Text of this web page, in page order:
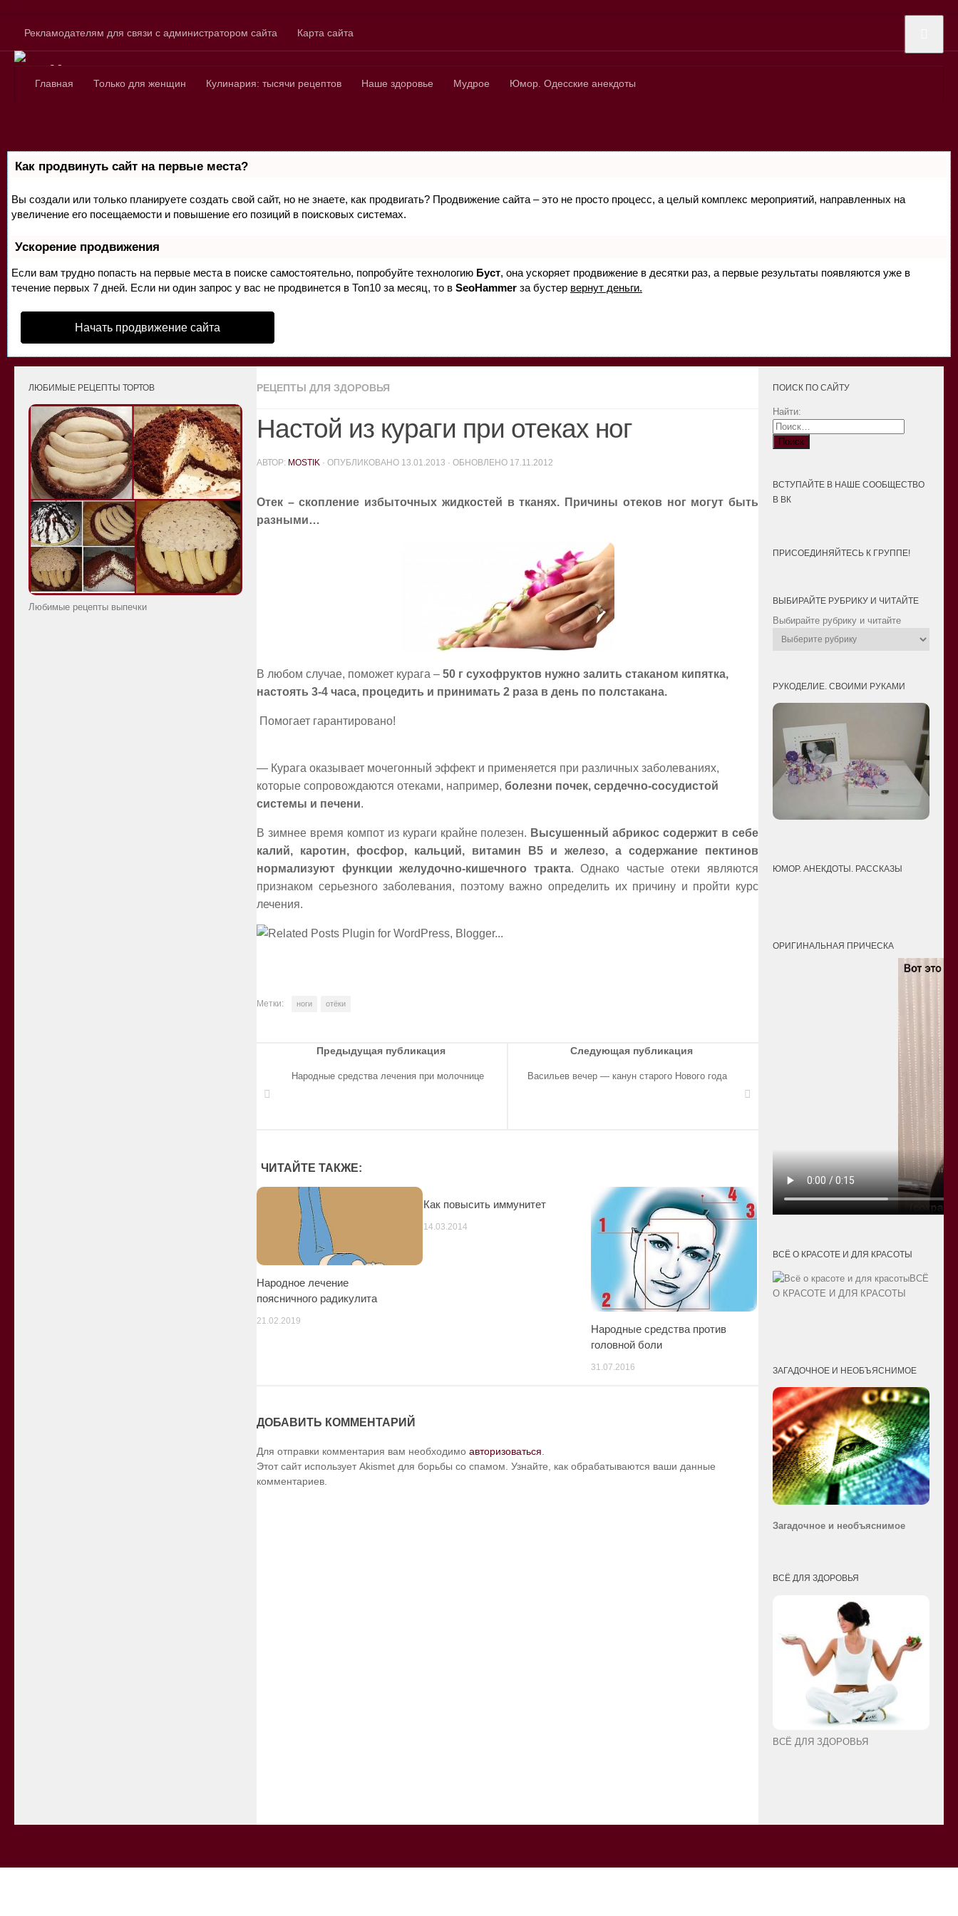
Рекламодателям для связи с администратором сайта Карта сайта
Сайт для любознательных
Главная Только для женщин Кулинария: тысячи рецептов Наше здоровье Мудрое Юмор. Одесские анекдоты
Как продвинуть сайт на первые места?
Вы создали или только планируете создать свой сайт, но не знаете, как продвигать? Продвижение сайта – это не просто процесс, а целый комплекс мероприятий, направленных на
увеличение его посещаемости и повышение его позиций в поисковых системах.
Ускорение продвижения
Если вам трудно попасть на первые места в поиске самостоятельно, попробуйте технологию Буст, она ускоряет продвижение в десятки раз, а первые результаты появляются уже в
течение первых 7 дней. Если ни один запрос у вас не продвинется в Топ10 за месяц, то в SeoHammer за бустер вернут деньги.
Начать продвижение сайта
РЕЦЕПТЫ ДЛЯ ЗДОРОВЬЯ
Настой из кураги при отеках ног
АВТОР: MOSTIK · ОПУБЛИКОВАНО 13.01.2013 · ОБНОВЛЕНО 17.11.2012
Отек – скопление избыточных жидкостей в тканях. Причины отеков ног могут быть
разными…
В любом случае, поможет курага – 50 г сухофруктов нужно залить стаканом кипятка,
настоять 3-4 часа, процедить и принимать 2 раза в день по полстакана.
Помогает гарантировано!
— Курага оказывает мочегонный эффект и применяется при различных заболеваниях,
которые сопровождаются отеками, например, болезни почек, сердечно-сосудистой
системы и печени.
В зимнее время компот из кураги крайне полезен. Высушенный абрикос содержит в себе
калий, каротин, фосфор, кальций, витамин B5 и железо, а содержание пектинов
нормализуют функции желудочно-кишечного тракта. Однако частые отеки являются
признаком серьезного заболевания, поэтому важно определить их причину и пройти курс
лечения.
Метки: ноги отёки
Следующая публикация
Васильев вечер — канун старого Нового года
Предыдущая публикация
Народные средства лечения при молочнице
ЧИТАЙТЕ ТАКЖЕ:
Народное лечение
поясничного радикулита
21.02.2019
Как повысить иммунитет
14.03.2014
Народные средства против
головной боли
31.07.2016
ДОБАВИТЬ КОММЕНТАРИЙ
Для отправки комментария вам необходимо авторизоваться
Этот сайт использует Akismet для борьбы со спамом. Узнайте, как обрабатываются ваши данные
комментариев.
ЛЮБИМЫЕ РЕЦЕПТЫ ТОРТОВ
Любимые рецепты выпечки
ПОИСК ПО САЙТУ
Найти:
ВСТУПАЙТЕ В НАШЕ СООБЩЕСТВО
В ВК
ПРИСОЕДИНЯЙТЕСЬ К ГРУППЕ!
ВЫБИРАЙТЕ РУБРИКУ И ЧИТАЙТЕ
Выбирайте рубрику и читайте
РУКОДЕЛИЕ. СВОИМИ РУКАМИ
ЮМОР. АНЕКДОТЫ. РАССКАЗЫ
ОРИГИНАЛЬНАЯ ПРИЧЕСКА
ВСЁ О КРАСОТЕ И ДЛЯ КРАСОТЫ
ВСЁ
О КРАСОТЕ И ДЛЯ КРАСОТЫ
ЗАГАДОЧНОЕ И НЕОБЪЯСНИМОЕ
Загадочное и необъяснимое
ВСЁ ДЛЯ ЗДОРОВЬЯ
ВСЁ ДЛЯ ЗДОРОВЬЯ